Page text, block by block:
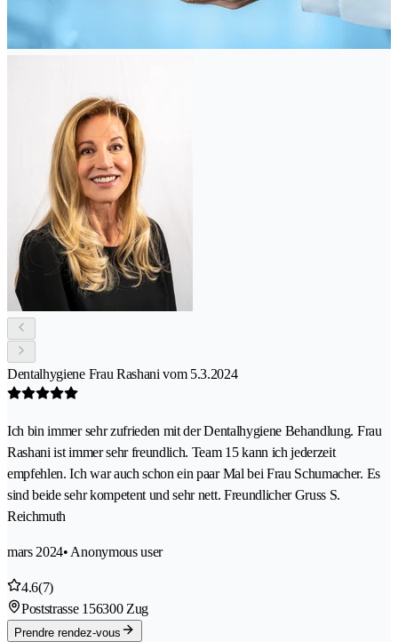
Dentalhygiene Frau Rashani vom 5.3.2024
Ich bin immer sehr zufrieden mit der Dentalhygiene Behandlung. Frau
Rashani ist immer sehr freundlich. Team 15 kann ich jederzeit
empfehlen. Ich war auch schon ein paar Mal bei Frau Schumacher. Es
sind beide sehr kompetent und sehr nett. Freundlicher Gruss S.
Reichmuth
mars 2024• Anonymous user
4.6(7)
Poststrasse 156300 Zug
Prendre rendez-vous